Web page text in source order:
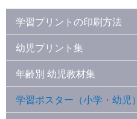
学習プリントの印刷方法
幼児プリント集
年齢別 幼児教材集
学習ポスター（小学・幼児）